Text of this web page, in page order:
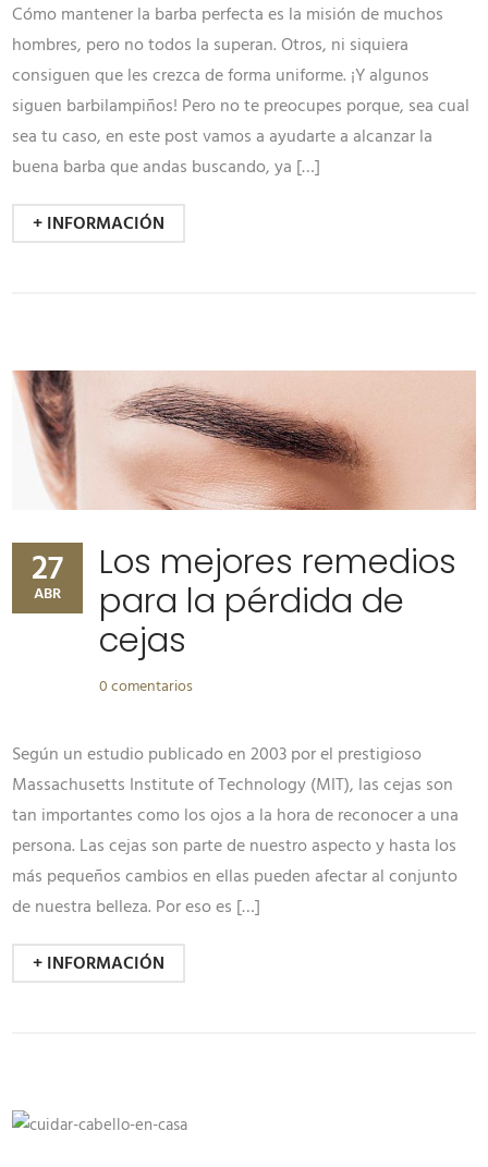
Cómo mantener la barba perfecta es la misión de muchos
hombres, pero no todos la superan. Otros, ni siquiera
consiguen que les crezca de forma uniforme. ¡Y algunos
siguen barbilampiños! Pero no te preocupes porque, sea cual
sea tu caso, en este post vamos a ayudarte a alcanzar la
buena barba que andas buscando, ya […]
+ INFORMACIÓN
27
ABR
Los mejores remedios
para la pérdida de
cejas
0 comentarios
Según un estudio publicado en 2003 por el prestigioso
Massachusetts Institute of Technology (MIT), las cejas son
tan importantes como los ojos a la hora de reconocer a una
persona. Las cejas son parte de nuestro aspecto y hasta los
más pequeños cambios en ellas pueden afectar al conjunto
de nuestra belleza. Por eso es […]
+ INFORMACIÓN